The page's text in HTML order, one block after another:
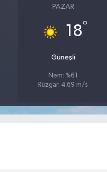
PAZAR
18°
Güneşli
Nem: %61
Rüzgar: 4.69 m/s